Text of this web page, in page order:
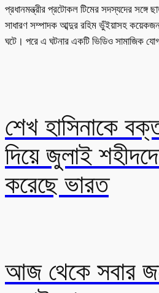
প্রধানমন্ত্রীর প্রটোকল টিমের সদস্যদের সঙ্গে
সাধারণ সম্পাদক আব্দুর রহিম ভুঁইয়াসহ কয়েকজন
ঘটে। পরে এ ঘটনার একটি ভিডিও সামাজিক
শেখ হাসিনাকে
দিয়ে জুলাই
করেছে ভারত
আজ থেকে সবার